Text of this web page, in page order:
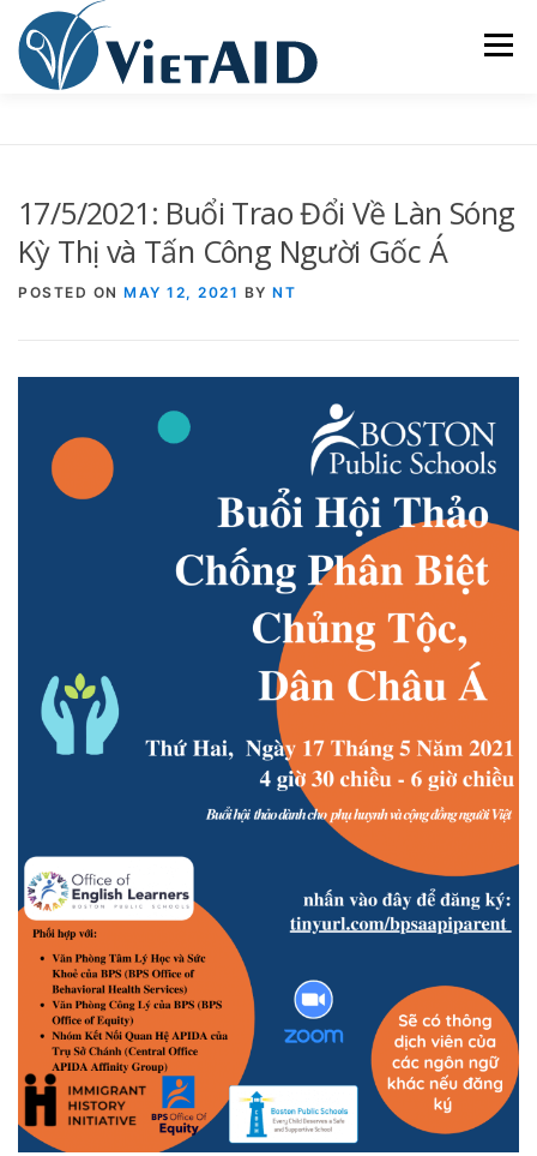
content
Menu
TRUNG TÂM CỘNG ĐỒNG SINH HOẠT
17/5/2021: Buổi Trao Đổi Về Làn Sóng
Kỳ Thị và Tấn Công Người Gốc Á
POSTED ON MAY 12, 2021 BY NT